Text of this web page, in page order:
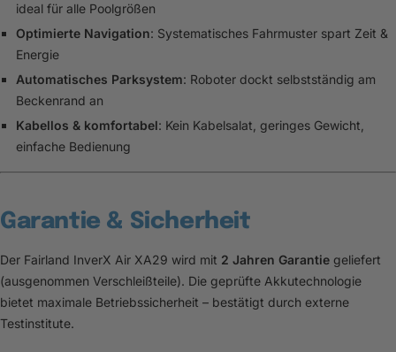
ideal für alle Poolgrößen
Optimierte Navigation: Systematisches Fahrmuster spart Zeit &
Energie
Automatisches Parksystem: Roboter dockt selbstständig am
Beckenrand an
Kabellos & komfortabel: Kein Kabelsalat, geringes Gewicht,
einfache Bedienung
Garantie & Sicherheit
Der Fairland InverX Air XA29 wird mit 2 Jahren Garantie geliefert
(ausgenommen Verschleißteile). Die geprüfte Akkutechnologie
bietet maximale Betriebssicherheit – bestätigt durch externe
Testinstitute.